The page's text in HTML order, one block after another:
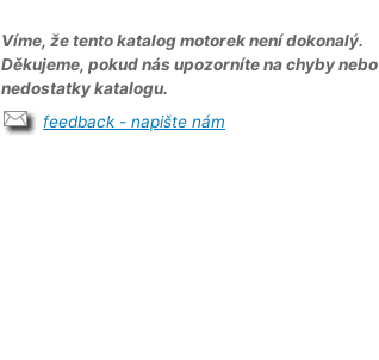
Víme, že tento katalog motorek není dokonalý.
Děkujeme, pokud nás upozorníte na chyby nebo
nedostatky katalogu.
feedback - napište nám